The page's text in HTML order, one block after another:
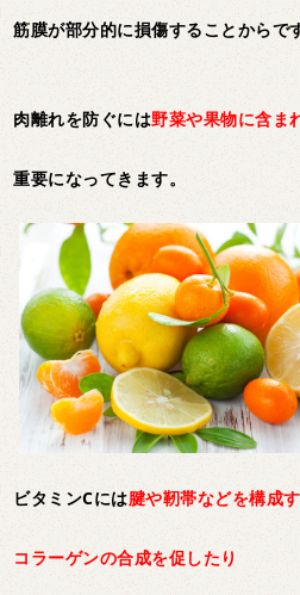
筋膜が部分的に損傷することからで
肉離れを防ぐには野菜や果物に含ま
重要になってきます。
ビタミンCには腱や靭帯などを構成
コラーゲンの合成を促したり